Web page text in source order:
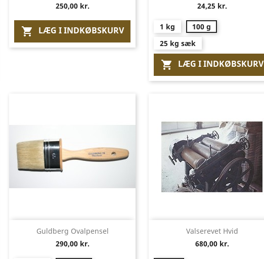
250,00 kr.
 LÆG I INDKØBSKURV
24,25 kr.
1 kg
100 g
25 kg sæk
 LÆG I INDKØBSKURV
Vis her
Guldberg Ovalpensel
290,00 kr.
Vis her
Valserevet Hvid
680,00 kr.